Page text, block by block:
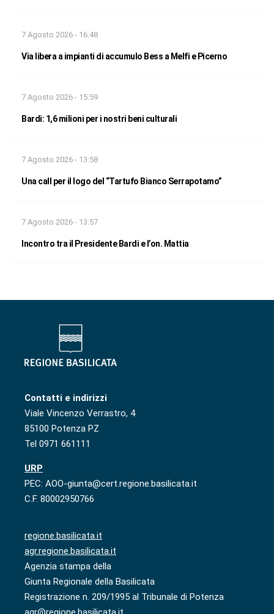
7 Agosto 2026 - 16:48
Via libera a impianti di accumulo Bess a Melfi e Picerno
7 Agosto 2026 - 15:59
Bardi: 1,6 milioni per i nostri beni culturali
7 Agosto 2026 - 13:58
Una call per il logo del “Tartufo Bianco Serrapotamo”
7 Agosto 2026 - 13:57
Incontro tra il Presidente Bardi e l’on. Mattia
Contatti e indirizzi
Viale Vincenzo Verrastro, 4
85100 Potenza PZ
Tel 0971 661111
URP
PEC: AOO-giunta@cert.regione.basilicata.it
C.F. 80002950766
regione.basilicata.it
agr.regione.basilicata.it
Agenzia stampa della
Giunta Regionale della Basilicata
Registrazione n. 209/1995 al Tribunale di Potenza